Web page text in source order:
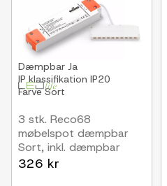
Dæmpbar Ja
IP klassifikation IP20
FarveSort
3 stk. Reco68
møbelspot dæmpbar
Sort, inkl. dæmpbar
strømforsyning
326 kr